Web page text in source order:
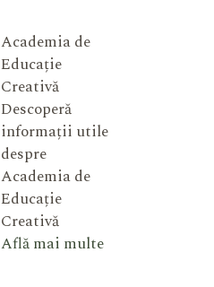
Academia de
Educație
Creativă
Descoperă
informații utile
despre
Academia de
Educație
Creativă
Află mai multe